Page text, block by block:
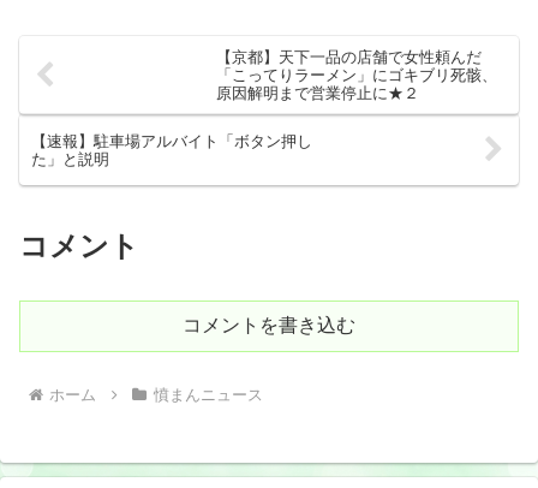
【京都】天下一品の店舗で女性頼んだ
「こってりラーメン」にゴキブリ死骸、
原因解明まで営業停止に★２
【速報】駐車場アルバイト「ボタン押し
た」と説明
コメント
コメントを書き込む
ホーム 憤まんニュース